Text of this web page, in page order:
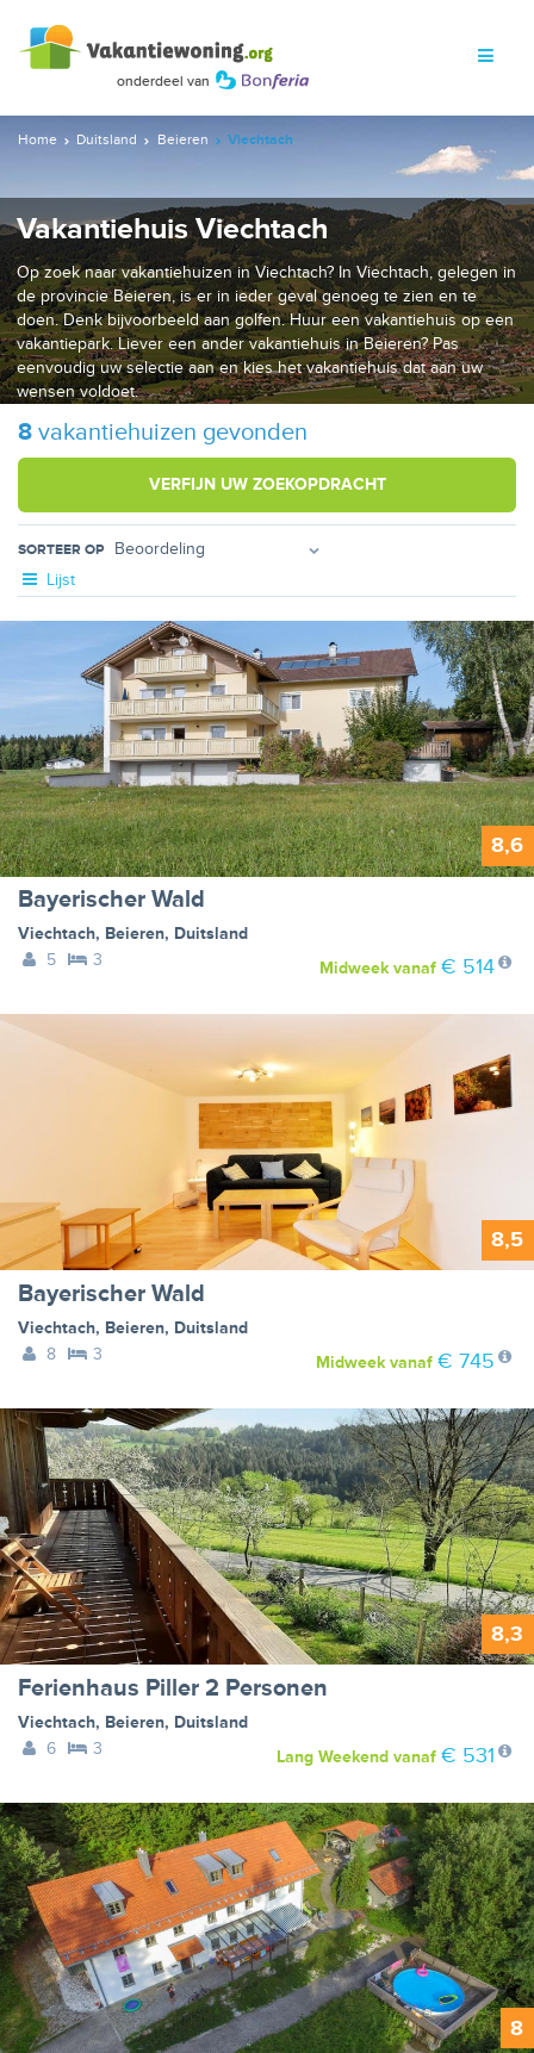
Home Duitsland Beieren Viechtach
Vakantiehuis Viechtach
Op zoek naar vakantiehuizen in Viechtach? In Viechtach, gelegen in
de provincie Beieren, is er in ieder geval genoeg te zien en te
doen. Denk bijvoorbeeld aan golfen. Huur een vakantiehuis op een
vakantiepark. Liever een ander vakantiehuis in Beieren? Pas
eenvoudig uw selectie aan en kies het vakantiehuis dat aan uw
wensen voldoet.
8 vakantiehuizen gevonden
VERFIJN UW ZOEKOPDRACHT
SORTEER OP
Lijst
8,6
Bayerischer Wald
Viechtach, Beieren, Duitsland
5
3 Midweekvanaf € 514
8,5
Bayerischer Wald
Viechtach, Beieren, Duitsland
8
3 Midweekvanaf € 745
8,3
Ferienhaus Piller 2 Personen
Viechtach, Beieren, Duitsland
6
3 Lang Weekendvanaf € 531
8